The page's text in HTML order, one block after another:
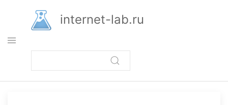
основному
содержанию
internet-lab.ru